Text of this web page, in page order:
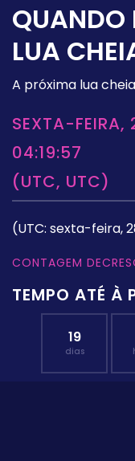
QUANDO
LUA
A próxima lua
SEXTA-
04:19:57
(UTC, UTC)
(UTC: sexta-feira,
CONTAGEM
TEMPO ATÉ À
19
dias